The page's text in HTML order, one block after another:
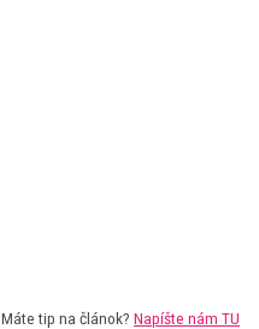
Máte tip na článok? Napíšte nám TU